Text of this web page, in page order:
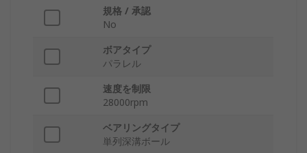
規格 / 承認
No
ボアタイプ
パラレル
速度を制限
28000rpm
ベアリングタイプ
単列深溝ボール